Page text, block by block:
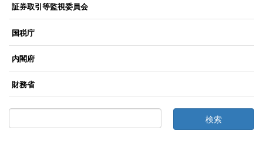
証券取引等監視委員会
国税庁
内閣府
財務省